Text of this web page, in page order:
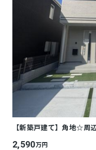
【新築戸建て】角地☆周
2,590万円